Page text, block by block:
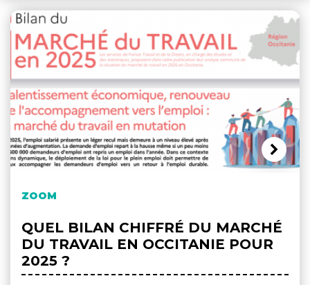
ZOOM
QUEL BILAN CHIFFRÉ DU MARCHÉ
DU TRAVAIL EN OCCITANIE POUR
2025 ?